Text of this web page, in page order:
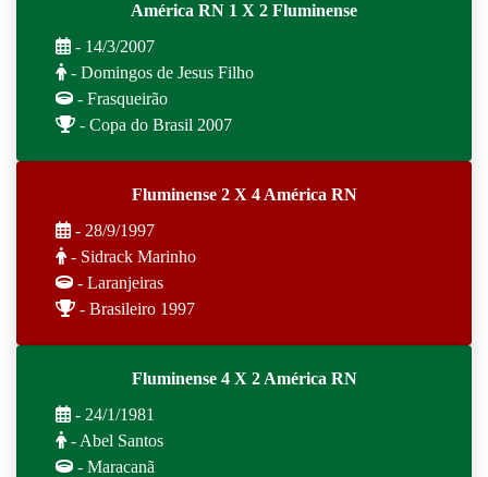
América RN 1 X 2 Fluminense
- 14/3/2007
- Domingos de Jesus Filho
- Frasqueirão
- Copa do Brasil 2007
Fluminense 2 X 4 América RN
- 28/9/1997
- Sidrack Marinho
- Laranjeiras
- Brasileiro 1997
Fluminense 4 X 2 América RN
- 24/1/1981
- Abel Santos
- Maracanã